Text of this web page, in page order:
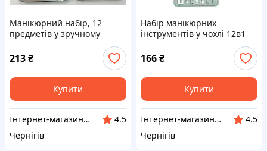
Манікюрний набір, 12
предметів у зручному
213₴
Купити
Інтернет-магазин "VoyagerStar"
4.5
Чернігів
Набір манікюрних
інструментів у чохлі 12в1
166₴
Купити
Інтернет-магазин "VoyagerStar"
4.5
Чернігів